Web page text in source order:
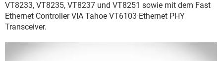
VT8233, VT8235, VT8237 und VT8251 sowie mit dem Fast
Ethernet Controller VIA Tahoe VT6103 Ethernet PHY
Transceiver.